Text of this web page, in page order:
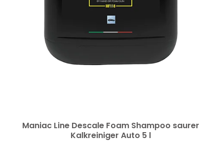
Maniac Line Descale Foam Shampoo saurer
Kalkreiniger Auto 5 l